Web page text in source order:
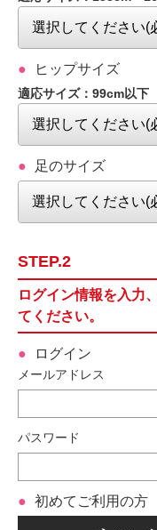
ヒップサイズ
適応サイズ：99cm以下
足のサイズ
STEP.2
ログイン情報を入力
てください。
ログイン
メールアドレス
パスワード
初めてご利用の方